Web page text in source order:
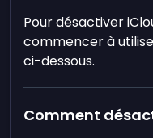
Pour désactiver
commencer à
ci-dessous.
Comment